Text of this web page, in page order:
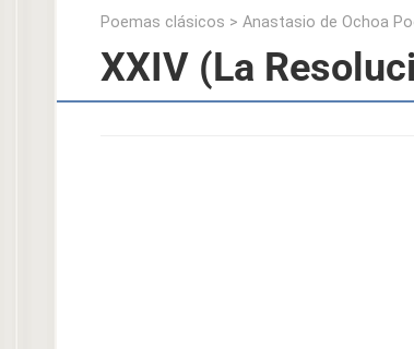
Poemas clásicos > Anastasio de Ochoa
XXIV (La